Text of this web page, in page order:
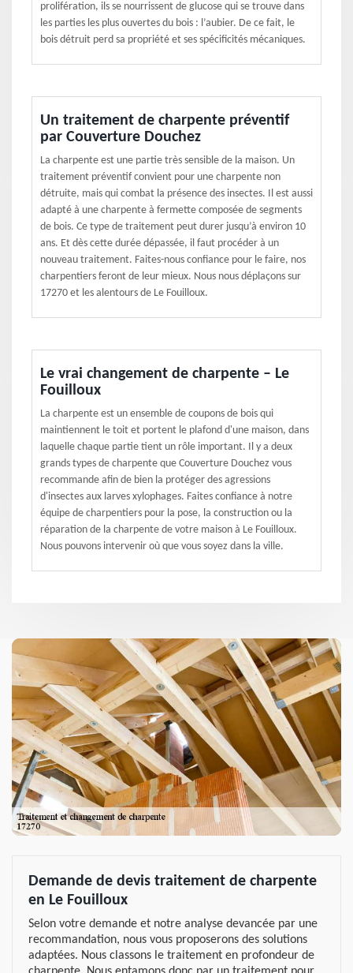
prolifération, ils se nourrissent de glucose qui se trouve dans
les parties les plus ouvertes du bois : l’aubier. De ce fait, le
bois détruit perd sa propriété et ses spécificités mécaniques.
Un traitement de charpente préventif
par Couverture Douchez
La charpente est une partie très sensible de la maison. Un
traitement préventif convient pour une charpente non
détruite, mais qui combat la présence des insectes. Il est aussi
adapté à une charpente à fermette composée de segments
de bois. Ce type de traitement peut durer jusqu’à environ 10
ans. Et dès cette durée dépassée, il faut procéder à un
nouveau traitement. Faites-nous confiance pour le faire, nos
charpentiers feront de leur mieux. Nous nous déplaçons sur
17270 et les alentours de Le Fouilloux.
Le vrai changement de charpente – Le
Fouilloux
La charpente est un ensemble de coupons de bois qui
maintiennent le toit et portent le plafond d'une maison, dans
laquelle chaque partie tient un rôle important. Il y a deux
grands types de charpente que Couverture Douchez vous
recommande afin de bien la protéger des agressions
d'insectes aux larves xylophages. Faites confiance à notre
équipe de charpentiers pour la pose, la construction ou la
réparation de la charpente de votre maison à Le Fouilloux.
Nous pouvons intervenir où que vous soyez dans la ville.
Demande de devis traitement de charpente
en Le Fouilloux
Selon votre demande et notre analyse devancée par une
recommandation, nous vous proposerons des solutions
adaptées. Nous classons le traitement en profondeur de